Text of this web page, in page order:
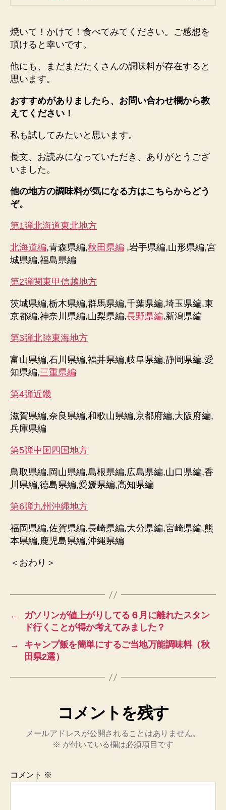
焼いて！かけて！食べてみて ください。ご感想を
頂けると幸いです。
他にも、まだまだたくさんの調味料が存在すると
思います。
おすすめがありましたら、お問い合わせ欄から教
えてください！
私も試してみたいと思います。
長文、お読みになっていただき、ありがとうござ
いました。
他の地方の調味料が気になる方はこちらからどう
ぞ。
第1弾北海道東北地方
北海道編,青森県編,秋田県編 ,岩手県編,山形県編,宮
城県編,福島県編
第2弾関東甲信越地方
茨城県編,栃木県編,群馬県編,千葉県編,埼玉県編,東
京都編,神奈川県編,山梨県編,長野県編,新潟県編
第3弾北陸東海地方
富山県編,石川県編,福井県編,岐阜県編,静岡県編,愛
知県編,三重県編
第4弾近畿
滋賀県編,奈良県編,和歌山県編,京都府編,大阪府編,
兵庫県編
第5弾中国四国地方
鳥取県編,岡山県編,島根県編,広島県編,山口県編,香
川県編,徳島県編,愛媛県編,高知県編
第6弾九州沖縄地方
福岡県編,佐賀県編,長崎県編,大分県編,宮崎県編,熊
本県編,鹿児島県編,沖縄県編
＜おわり＞
←
ガソリンが値上がりしてる６月に離れたスタン
ド行くことが得か考えてみました？
→
キャンプ飯を簡単にするご当地万能調味料（秋
田県2選）
コメントを残す
メールアドレスが公開されることはありません。
※ が付いている欄は必須項目です
コメント ※